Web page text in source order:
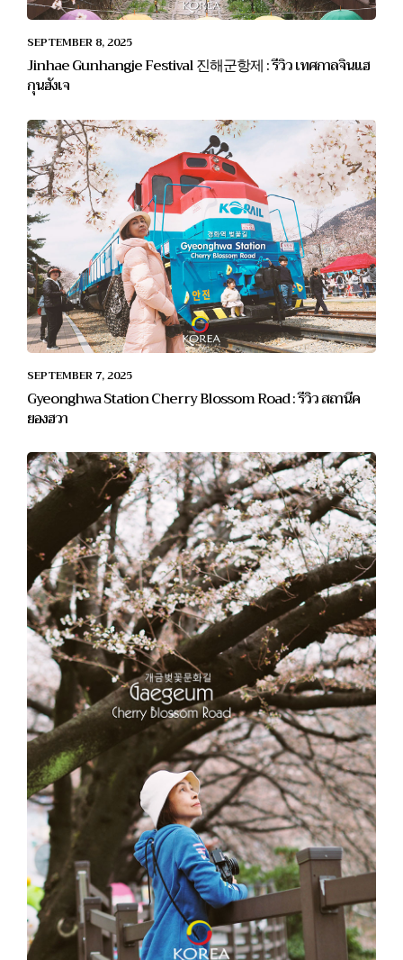
SEPTEMBER 8, 2025
Jinhae Gunhangje Festival 진해군항제 : รีวิว เทศกาลจินแฮ
กุนฮังเจ
SEPTEMBER 7, 2025
Gyeonghwa Station Cherry Blossom Road : รีวิว สถานีค
ยองฮวา